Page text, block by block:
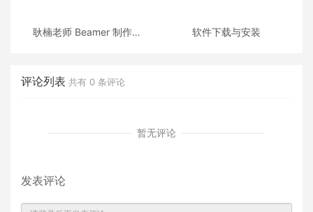
耿楠老师 Beamer 制作的
软件下载与安装
评论列表 共有 0 条评论
暂无评论
发表评论